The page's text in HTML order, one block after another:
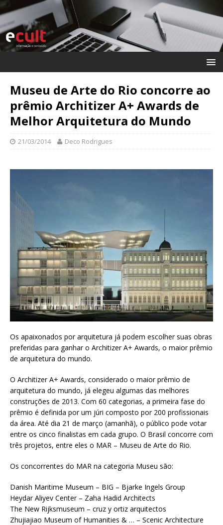
Museu de Arte do Rio concorre ao
prêmio Architizer A+ Awards de
Melhor Arquitetura do Mundo
21/03/2014 Deco Rodrigues
Os apaixonados por arquitetura já podem escolher suas obras
preferidas para ganhar o Architizer A+ Awards, o maior prêmio
de arquitetura do mundo.
O Architizer A+ Awards, considerado o maior prêmio de
arquitetura do mundo, já elegeu algumas das melhores
construções de 2013. Com 60 categorias, a primeira fase do
prêmio é definida por um júri composto por 200 profissionais
da área. Até dia 21 de março (amanhã), o público pode votar
entre os cinco finalistas em cada grupo. O Brasil concorre com
três projetos, entre eles o MAR – Museu de Arte do Rio.
Os concorrentes do MAR na categoria Museu são:
Danish Maritime Museum – BIG – Bjarke Ingels Group
Heydar Aliyev Center – Zaha Hadid Architects
The New Rijksmuseum – cruz y ortiz arquitectos
Zhujiajiao Museum of Humanities & … – Scenic Architecture